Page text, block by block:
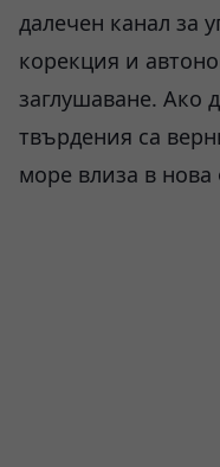
далечен канал за
корекция и
заглушаване. Ако
твърдения са
море влиза в нова